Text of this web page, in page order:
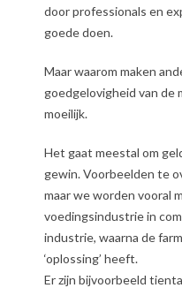
door professionals en
goede doen.
Maar waarom maken
goedgelovigheid van de
moeilijk.
Het gaat meestal om
gewin. Voorbeelden te
maar we worden vooral
voedingsindustrie in
industrie, waarna de
‘oplossing’ heeft.
Er zijn bijvoorbeeld